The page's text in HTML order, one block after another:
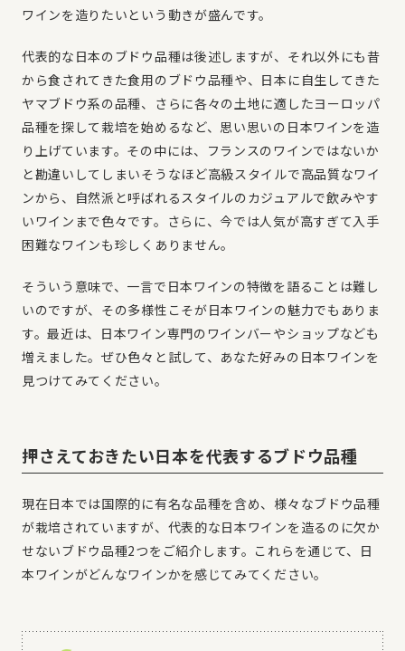
ワインを造りたいという動きが盛んです。
代表的な日本のブドウ品種は後述しますが、それ以外にも昔
から食されてきた食用のブドウ品種や、日本に自生してきた
ヤマブドウ系の品種、さらに各々の土地に適したヨーロッパ
品種を探して栽培を始めるなど、思い思いの日本ワインを造
り上げています。その中には、フランスのワインではないか
と勘違いしてしまいそうなほど高級スタイルで高品質なワイ
ンから、自然派と呼ばれるスタイルのカジュアルで飲みやす
いワインまで色々です。さらに、今では人気が高すぎて入手
困難なワインも珍しくありません。
そういう意味で、一言で日本ワインの特徴を語ることは難し
いのですが、その多様性こそが日本ワインの魅力でもありま
す。最近は、日本ワイン専門のワインバーやショップなども
増えました。ぜひ色々と試して、あなた好みの日本ワインを
見つけてみてください。
押さえておきたい日本を代表するブドウ品種
現在日本では国際的に有名な品種を含め、様々なブドウ品種
が栽培されていますが、代表的な日本ワインを造るのに欠か
せないブドウ品種2つをご紹介します。これらを通じて、日
本ワインがどんなワインかを感じてみてください。